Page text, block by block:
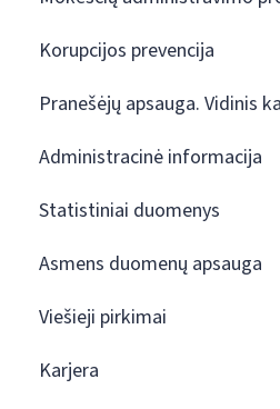
Korupcijos prevencija
Pranešėjų apsauga. Vidinis
Administracinė informacija
Statistiniai duomenys
Asmens duomenų apsauga
Viešieji pirkimai
Karjera